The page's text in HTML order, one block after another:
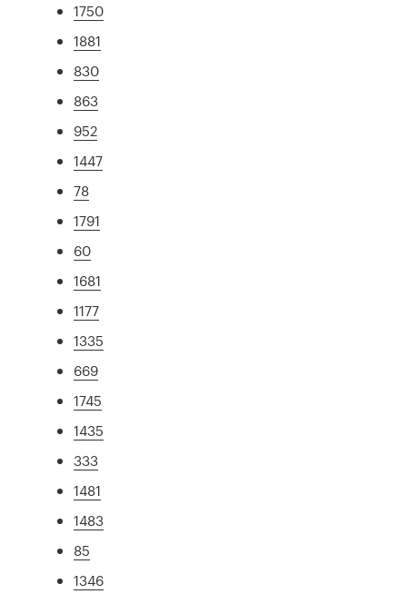
1750
1881
830
863
952
1447
78
1791
60
1681
1177
1335
669
1745
1435
333
1481
1483
85
1346